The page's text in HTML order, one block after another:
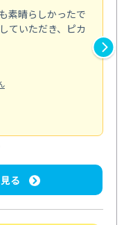
素晴らしかったで
ていただき、ピカ
る